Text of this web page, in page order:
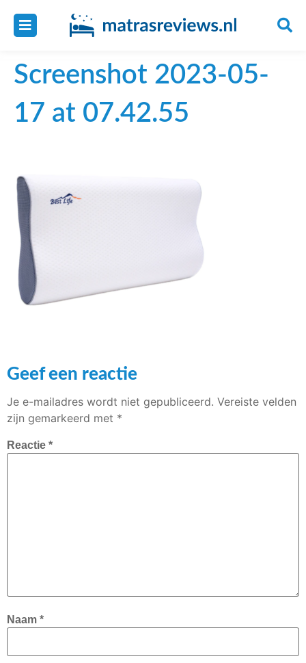
Screenshot 2023-05-
17 at 07.42.55
Geef een reactie
Je e-mailadres wordt niet gepubliceerd. Vereiste velden
zijn gemarkeerd met *
Reactie *
Naam *